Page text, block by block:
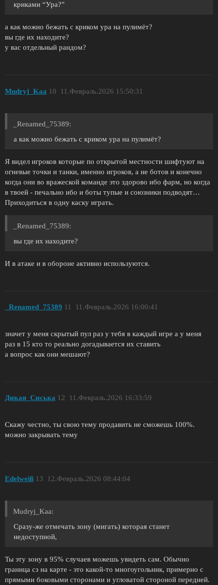
криками “Ура?”
а как можно бежать с криком ура на пулимёт?
вы где их находите?
у вас отдельный рандом?
Mudryj_Kaa 11.Февраль.2026 15:50:31
10
_Renamed_75389:
а как можно бежать с криком ура на пулимёт?
Я видел игроков которые по открытой местности шифтуют на
огневые точки и танки, именно игроков, а не ботов и конечно
когда они во вражеской команде это здорово ибо фарм, но когда
в твоей - печально ибо и боты тупые и союзники подводят…
Приходиться в одну каску играть.
_Renamed_75389:
вы где их находите?
И в атаке и в обороне активно используются.
_Renamed_75389 11.Февраль.2026 16:00:41
11
значет у меня скрытый пул раз у тебя в каждый игре а у меня
раз в 15 кто то реально догадывается их ставить
а вопрос как они мешают?
Дикая_Сиська 11.Февраль.2026 16:33:59
12
Скажу честно, ты свою тему продавить не сможешь 100%.
можно закрывать тему
Еdelweiß 12.Февраль.2026 08:44:04
13
Mudryj_Kaa:
Сразу-же отмечать зону (мигать) которая станет
недоступной,
Ты эту зону в 95% случаев можешь увидеть сам. Обычно
граница сз на карте - это какой-то многоугольник, примерно с
прямыми боковыми сторонами и угловатой стороной передней.